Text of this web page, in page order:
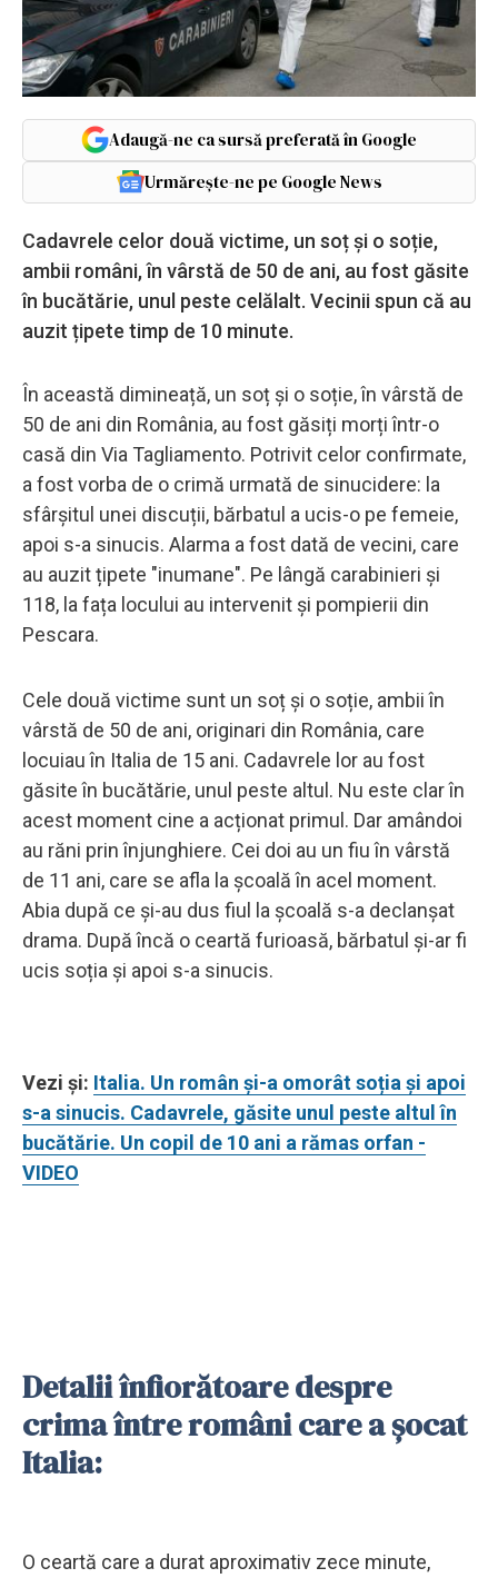
Adaugă-ne ca sursă preferată în Google
Urmărește-ne pe Google News
Cadavrele celor două victime, un soț și o soție,
ambii români, în vârstă de 50 de ani, au fost găsite
în bucătărie, unul peste celălalt. Vecinii spun că au
auzit țipete timp de 10 minute.
În această dimineață, un soț și o soție, în vârstă de
50 de ani din România, au fost găsiți morți într-o
casă din Via Tagliamento. Potrivit celor confirmate,
a fost vorba de o crimă urmată de sinucidere: la
sfârșitul unei discuții, bărbatul a ucis-o pe femeie,
apoi s-a sinucis. Alarma a fost dată de vecini, care
au auzit țipete "inumane". Pe lângă carabinieri și
118, la fața locului au intervenit și pompierii din
Pescara.
Cele două victime sunt un soț și o soție, ambii în
vârstă de 50 de ani, originari din România, care
locuiau în Italia de 15 ani. Cadavrele lor au fost
găsite în bucătărie, unul peste altul. Nu este clar în
acest moment cine a acționat primul. Dar amândoi
au răni prin înjunghiere. Cei doi au un fiu în vârstă
de 11 ani, care se afla la școală în acel moment.
Abia după ce și-au dus fiul la școală s-a declanșat
drama. După încă o ceartă furioasă, bărbatul și-ar fi
ucis soția și apoi s-a sinucis.
Vezi și: Italia. Un român și-a omorât soția și apoi
s-a sinucis. Cadavrele, găsite unul peste altul în
bucătărie. Un copil de 10 ani a rămas orfan -
VIDEO
Detalii înfiorătoare despre
crima între români care a șocat
Italia:
O ceartă care a durat aproximativ zece minute,